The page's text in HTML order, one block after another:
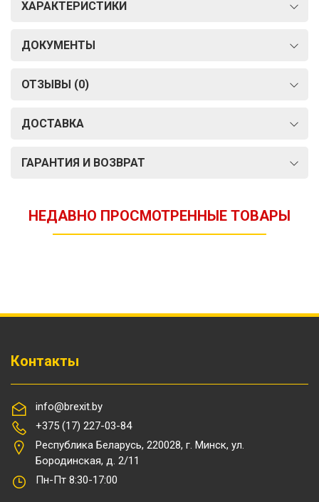
ХАРАКТЕРИСТИКИ
ДОКУМЕНТЫ
ОТЗЫВЫ (0)
ДОСТАВКА
ГАРАНТИЯ И ВОЗВРАТ
НЕДАВНО ПРОСМОТРЕННЫЕ ТОВАРЫ
Контакты
info@brexit.by
+375 (17) 227-03-84
Республика Беларусь, 220028, г. Минск, ул.
Бородинская, д. 2/11
Пн-Пт 8:30-17:00